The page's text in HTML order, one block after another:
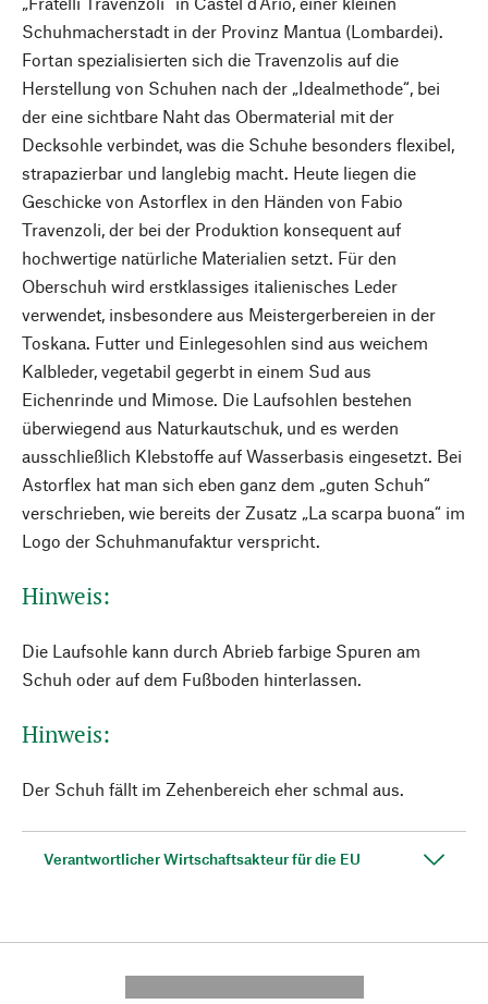
Schuhmacherstadt in der Provinz Mantua (Lombardei).
Fortan spezialisierten sich die Travenzolis auf die
Herstellung von Schuhen nach der „Idealmethode“, bei
der eine sichtbare Naht das Obermaterial mit der
Decksohle verbindet, was die Schuhe besonders flexibel,
strapazierbar und langlebig macht. Heute liegen die
Geschicke von Astorflex in den Händen von Fabio
Travenzoli, der bei der Produktion konsequent auf
hochwertige natürliche Materialien setzt. Für den
Oberschuh wird erstklassiges italienisches Leder
verwendet, insbesondere aus Meistergerbereien in der
Toskana. Futter und Einlegesohlen sind aus weichem
Kalbleder, vegetabil gegerbt in einem Sud aus
Eichenrinde und Mimose. Die Laufsohlen bestehen
überwiegend aus Naturkautschuk, und es werden
ausschließlich Klebstoffe auf Wasserbasis eingesetzt. Bei
Astorflex hat man sich eben ganz dem „guten Schuh“
verschrieben, wie bereits der Zusatz „La scarpa buona“ im
Logo der Schuhmanufaktur verspricht.
Hinweis:
Die Laufsohle kann durch Abrieb farbige Spuren am
Schuh oder auf dem Fußboden hinterlassen.
Hinweis:
Der Schuh fällt im Zehenbereich eher schmal aus.
Verantwortlicher Wirtschaftsakteur für die EU